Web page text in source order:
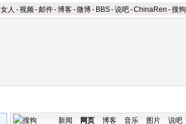
女人 -视频-邮件-博客-微博- BBS-说吧-ChinaRen -搜狗
新闻 网页 博客 音乐 图片 说吧